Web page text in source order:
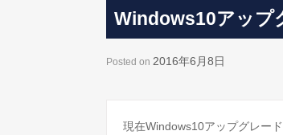
Windows10アップ
Posted on 2016年6月8日
現在Windows10アップグレー